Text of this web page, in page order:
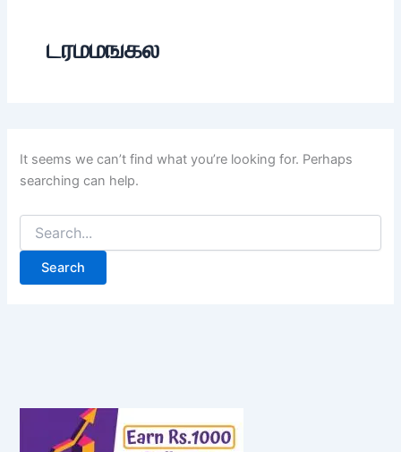
டரமமஙகல
It seems we can’t find what you’re looking for. Perhaps
searching can help.